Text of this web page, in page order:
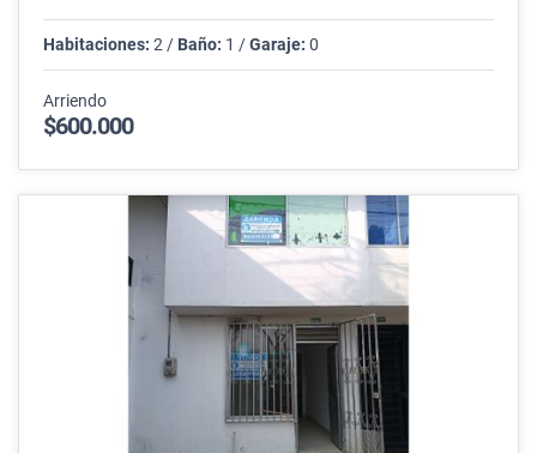
Habitaciones: 2 / Baño: 1 /Garaje: 0
Arriendo
$600.000